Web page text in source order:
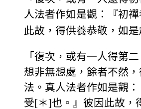
人法者作如是觀：『初
此故，得供養恭敬，如
「復次，或有一人得第
想非無想處，餘者不然
法。真人法者作如是觀
受[＊]也。』彼因此故，